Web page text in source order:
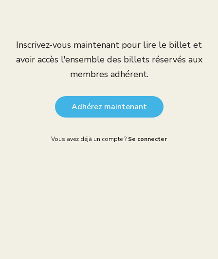
Inscrivez-vous maintenant pour lire le billet et
avoir accès l'ensemble des billets réservés aux
membres adhérent.
Adhérez maintenant
Vous avez déjà un compte ? Se connecter